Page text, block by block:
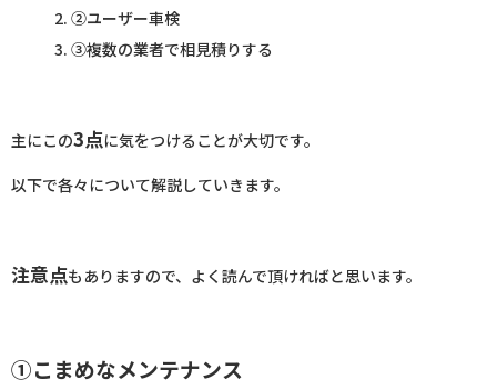
②ユーザー車検
③複数の業者で相見積りする
主にこの3点に気をつけることが大切です。
以下で各々について解説していきます。
注意点もありますので、よく読んで頂ければと思います。
①こまめなメンテナンス